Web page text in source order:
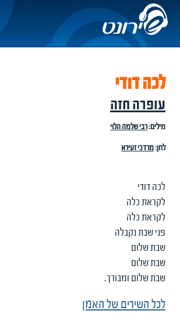
לכה דודי
עופרה חזה
מילים:רבי שלמה הלוי
לחן:מרדכי זעירא
לכה דודי
לקראת כלה
לקראת כלה
פני שבת נקבלה
שבת שלום
שבת שלום
שבת שלום ומבורך.
לכל השירים של האמן